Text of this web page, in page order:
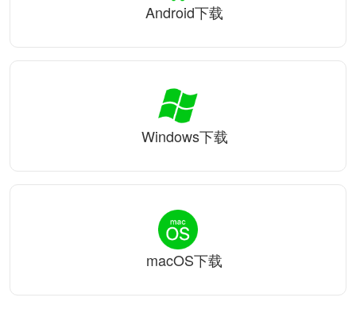
Android下载
Windows下载
macOS下载